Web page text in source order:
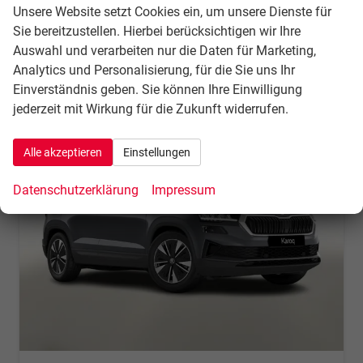
incl. 21% MwSt.
Verbrauch kombiniert:6,10 l/100km
2 -Klasse:
CO -Emissionen:138,00 g/km
Unsere Website setzt Cookies ein, um unsere Dienste für
Sie bereitzustellen. Hierbei berücksichtigen wir Ihre
Auswahl und verarbeiten nur die Daten für Marketing,
Analytics und Personalisierung, für die Sie uns Ihr
Einverständnis geben. Sie können Ihre Einwilligung
jederzeit mit Wirkung für die Zukunft widerrufen.
Alle akzeptieren Einstellungen
Datenschutzerklärung Impressum